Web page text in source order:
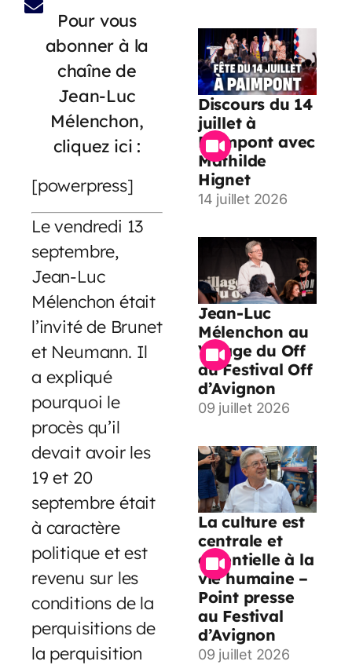
Pour vous
abonner à la
chaîne de
Jean-Luc
Mélenchon,
cliquez ici :
[powerpress]
Le vendredi 13
septembre,
Jean-Luc
Mélenchon était
l’invité de Brunet
et Neumann. Il
a expliqué
pourquoi le
procès qu’il
devait avoir les
19 et 20
septembre était
à caractère
politique et est
revenu sur les
conditions de la
perquisitions de
la perquisition
Discours du 14
juillet à
Paimpont avec
Mathilde
Hignet
14 juillet 2026
Jean-Luc
Mélenchon au
Village du Off
du Festival Off
d’Avignon
09 juillet 2026
La culture est
centrale et
essentielle à la
vie humaine –
Point presse
au Festival
d’Avignon
09 juillet 2026